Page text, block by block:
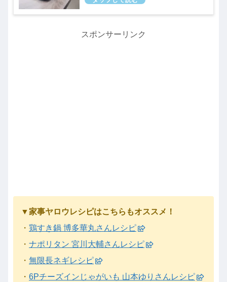
スポンサーリンク
▼家事ヤロウレシピはこちらもオススメ！
・ 鶏すき鍋 博多華丸さんレシピ
・ ナポリタン 宮川大輔さんレシピ
・ 無限長ネギレシピ
・ 6Pチーズインじゃがいも 山本ゆりさんレシピ